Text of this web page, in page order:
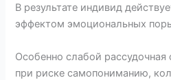
В результате индивид
эффектом эмоциональных
Особенно слабой рассудочная
при риске самопониманию,